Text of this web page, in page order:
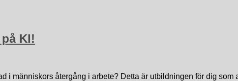
KI!
i människors återgång i arbete? Detta är utbildningen för dig som